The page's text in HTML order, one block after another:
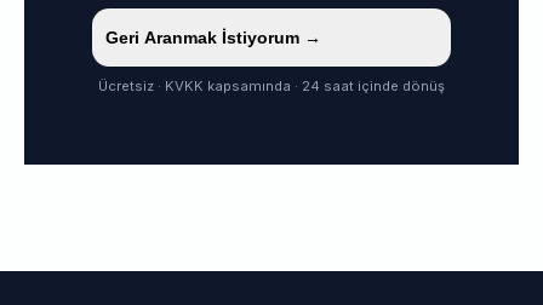
Geri Aranmak İstiyorum →
Ücretsiz · KVKK kapsamında · 24 saat içinde dönüş